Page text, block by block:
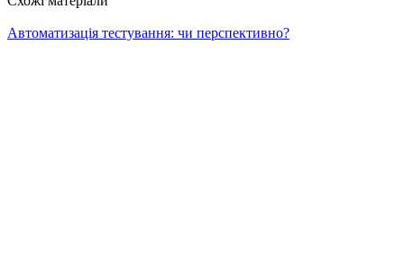
Автоматизація тестування: чи перспективно?